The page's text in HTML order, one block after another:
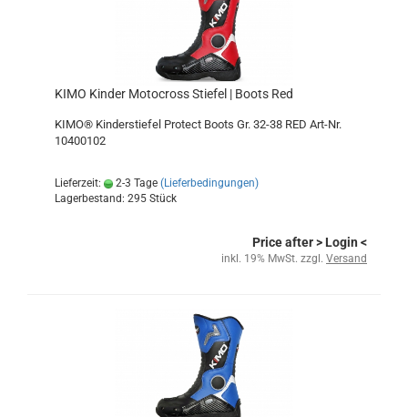
KIMO Kinder Motocross Stiefel | Boots Red
KIMO® Kinderstiefel Protect Boots Gr. 32-38 RED Art-Nr.
10400102
Lieferzeit: 2-3 Tage (Lieferbedingungen)
Lagerbestand: 295 Stück
Price after> Login <
inkl. 19% MwSt. zzgl. Versand